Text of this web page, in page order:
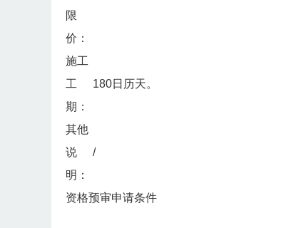
限
价：
施工
工
期：
180日历天。
其他
说
明：
/
资格预审申请条件